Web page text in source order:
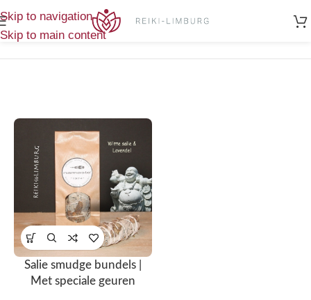
Skip to navigation
Skip to main content
Wierook-Smudge-Zuivering
Salie smudge bundels
Salie smudge bundels |
Met speciale geuren